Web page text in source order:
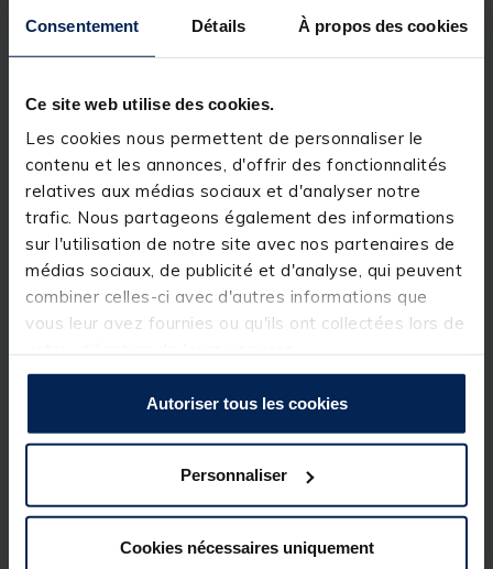
Consentement Détails À propos des cookies
Ce site web utilise des cookies.
Les cookies nous permettent de personnaliser le
contenu et les annonces, d'offrir des fonctionnalités
relatives aux médias sociaux et d'analyser notre
trafic. Nous partageons également des informations
sur l'utilisation de notre site avec nos partenaires de
médias sociaux, de publicité et d'analyse, qui peuvent
combiner celles-ci avec d'autres informations que
vous leur avez fournies ou qu'ils ont collectées lors de
Autoriser tous les cookies
Personnaliser
Cookies nécessaires uniquement
Description & détails
Description
Facile à utiliser et prêt à l'emploi, une gamme
sélectionnée des montages « RNR » pré-noués et
pré-montés les plus populaires, conçus pour la
pêche à la perche et au sandre. La sélection parfaite
de montages Drop Shot pré-noués, adaptés à
diverses situations, combinés à notre nouveau
Westin ShadTeez Pintail. Idéal pour tous les types
d'eau, que ce soit pour la pêche du bord ou en
bateau.
Plomb Dropshot 10 g Noir mat 2 x Émerillon rolling
n° 12 1 x ShadTeez Pin-Tail 8 cm / Purple Chartreuse
FC 0,26 mm 150 cm
Clear Water Mix :2 x hameçon Dropshot n° 2 2 x
12 1 x ShadTeez Pin-TailL 8 cm / Brown White 1 x
W6 ST3 FC 0,26 mm 150 cm